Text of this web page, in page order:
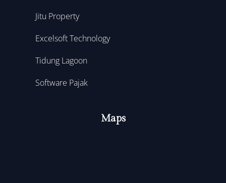
Jitu Property
Excelsoft Technology
Tidung Lagoon
Software Pajak
Maps